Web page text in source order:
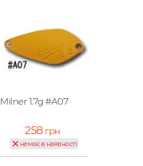
Milner 1.7g #A07
258грн
немає в наявності